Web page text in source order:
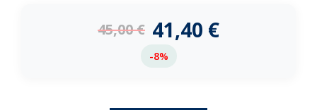
5
45,00€ 41,40 €
-8%